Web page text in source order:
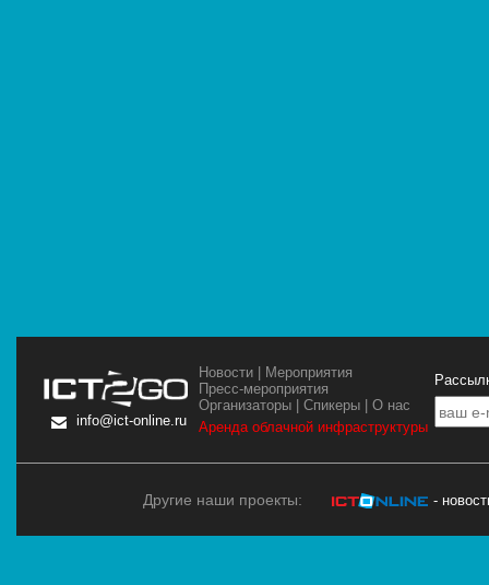
info@ict-online.ru
Новости
Мероприятия
Пресс-мероприятия
Организаторы |Спикеры |О нас
Аренда облачной инфраструктуры
Другие наши проекты: -